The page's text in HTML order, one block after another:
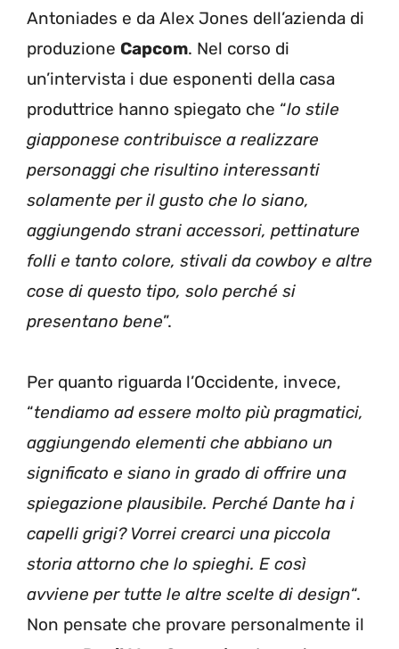
Antoniades e da Alex Jones dell’azienda di
produzione Capcom. Nel corso di
un’intervista i due esponenti della casa
produttrice hanno spiegato che “lo stile
giapponese contribuisce a realizzare
personaggi che risultino interessanti
solamente per il gusto che lo siano,
aggiungendo strani accessori, pettinature
folli e tanto colore, stivali da cowboy e altre
cose di questo tipo, solo perché si
presentano bene”.
Per quanto riguarda l’Occidente, invece,
“tendiamo ad essere molto più pragmatici,
aggiungendo elementi che abbiano un
significato e siano in grado di offrire una
spiegazione plausibile. Perché Dante ha i
capelli grigi? Vorrei crearci una piccola
storia attorno che lo spieghi. E così
avviene per tutte le altre scelte di design“.
Non pensate che provare personalmente il